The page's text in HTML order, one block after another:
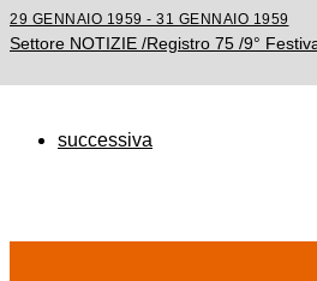
29 GENNAIO 1959 - 31 GENNAIO 1959
Settore NOTIZIE /Registro 75 /9°
successiva